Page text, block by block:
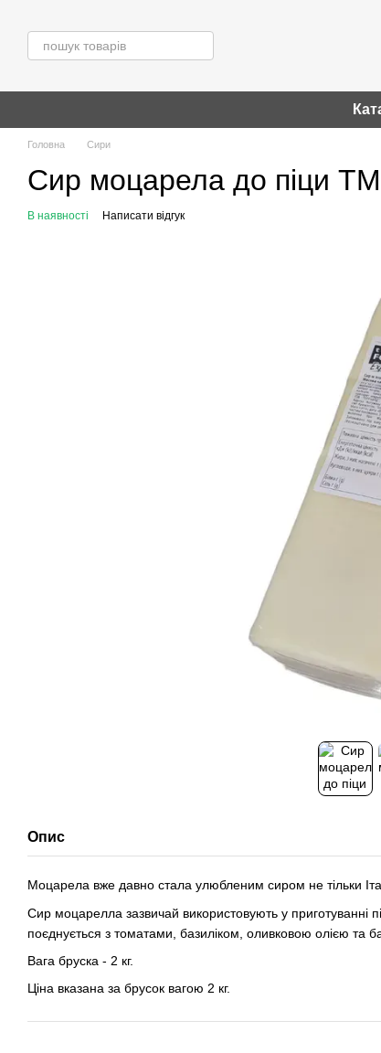
Головна Сири
Сир моцарела до піци
В наявності Написати відгук
Опис
Моцарела вже давно стала улюбленим сиром не тільки
Сир моцарелла зазвичай використовують у приготуванні
поєднується з томатами, базиліком, оливковою олією та
Вага бруска - 2 кг.
Ціна вказана за брусок вагою 2 кг.